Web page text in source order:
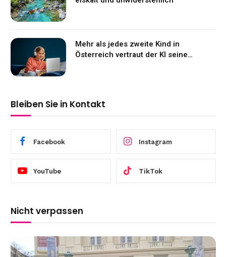
Mehr als jedes zweite Kind in
Österreich vertraut der KI seine
Bleiben Sie in Kontakt
Facebook Instagram
YouTube TikTok
Nicht verpassen